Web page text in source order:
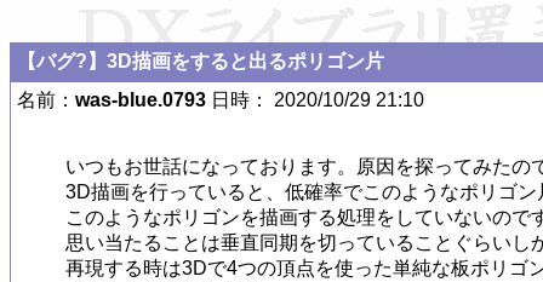
【バグ?】3D描画をすると出るポリゴン片
名前： was-blue.0793 日時： 2020/10/29 21:10
いつもお世話になっております。原因を探ってみた
3D描画を行っていると、低確率でこのようなポリゴ
このようなポリゴンを描画する処理をしていないの
思い当たることは垂直同期を切っていることぐらい
再現する時は3Dで4つの頂点を使った単純な板ポリゴ